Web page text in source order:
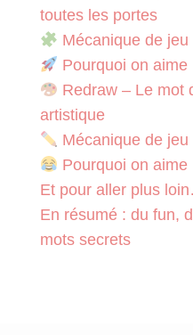
toutes les portes
Mécanique de jeu
Pourquoi on aime
Redraw – Le mot
artistique
Mécanique de jeu
Pourquoi on aime
Et pour aller plus
En résumé : du fun,
mots secrets